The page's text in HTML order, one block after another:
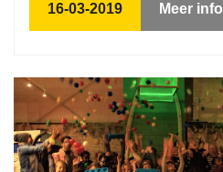
16-03-2019 Meer info